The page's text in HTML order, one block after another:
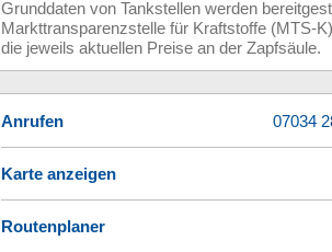
Grunddaten von Tankstellen werden
Markttransparenzstelle für Kraftstoffe (MTS-
die jeweils aktuellen Preise an der Zapfsäule.
Anrufen
Karte anzeigen
Routenplaner